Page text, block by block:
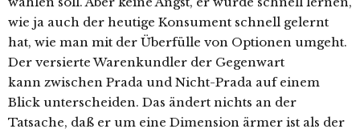
wie ja auch der heutige Konsument schnell gelernt
hat, wie man mit der Überfülle von Optionen umgeht.
Der versierte Warenkundler der Gegenwart
kann zwischen Prada und Nicht-Prada auf einem
Blick unterscheiden. Das ändert nichts an der
Tatsache, daß er um eine Dimension ärmer ist als der